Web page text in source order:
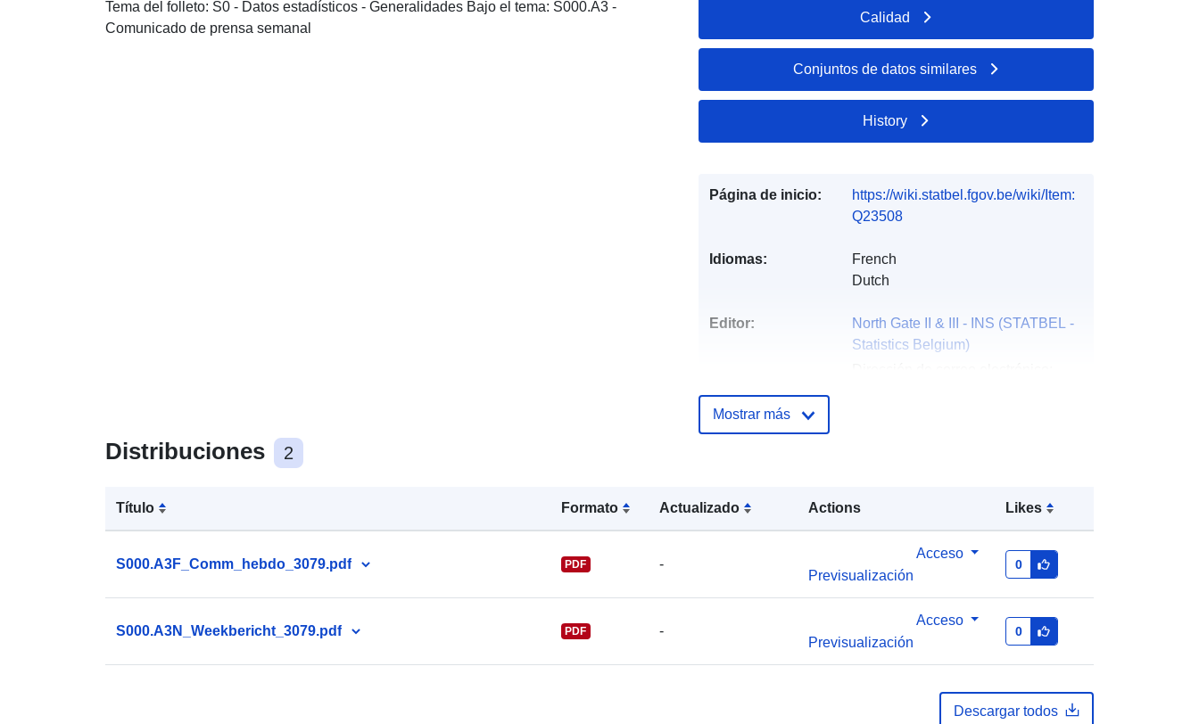
Tema del folleto: S0 - Datos estadísticos - Generalidades Bajo el tema: S000.A3 -
Comunicado de prensa semanal
Distribuciones 2
Título Formato Actualizado Actions Likes
S000.A3F_Comm_hebdo_3079.pdf PDF -
Acceso
Previsualización
0
S000.A3N_Weekbericht_3079.pdf PDF -
Acceso
Previsualización
0
Descargar todos
Calidad
Conjuntos de datos similares
History
Página de inicio:
https://wiki.statbel.fgov.be/wiki/Item:
Q23508
Idiomas:
French
Dutch
Editor:
North Gate II & III - INS (STATBEL -
Statistics Belgium)
contacto:
Statistics Belgium)
Dirección de correo electrónico:
mailto:statbel@economie.fgov.be
URL: https://statbel.fgov.be/de
https://statbel.fgov.be/fr
https://statbel.fgov.be/en
https://statbel.fgov.be/nl
Mostrar más